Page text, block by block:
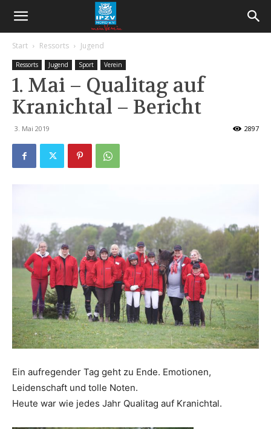
Start Ressorts Jugend
Ressorts Jugend Sport Verein
1. Mai – Qualitag auf
Kranichtal – Bericht
3. Mai 2019 2897
Ein aufregender Tag geht zu Ende. Emotionen,
Leidenschaft und tolle Noten.
Heute war wie jedes Jahr Qualitag auf Kranichtal.